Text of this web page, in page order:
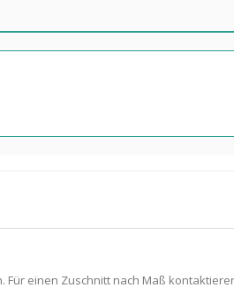
einen Zuschnitt nach Maß